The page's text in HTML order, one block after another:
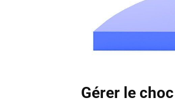
Gérer le